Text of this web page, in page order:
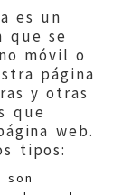
es un
que se
móvil o
página
y otras
que
web.
tipos:
son